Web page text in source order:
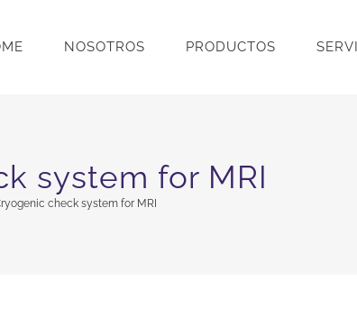
NOSOTROS PRODUCTOS
system for MRI
check system for MRI